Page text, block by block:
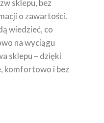
o zawartości.
wiedzieć, co
na wyciągu
sklepu – dzięki
komfortowo i bez